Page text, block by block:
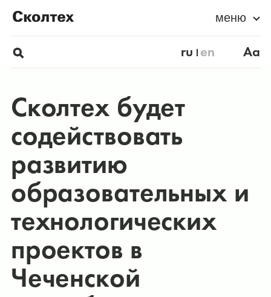
меню
ru en Aa
Сколтех будет
содействовать
развитию
образовательных и
технологических
проектов в
Чеченской